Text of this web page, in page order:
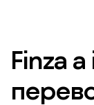
Finza